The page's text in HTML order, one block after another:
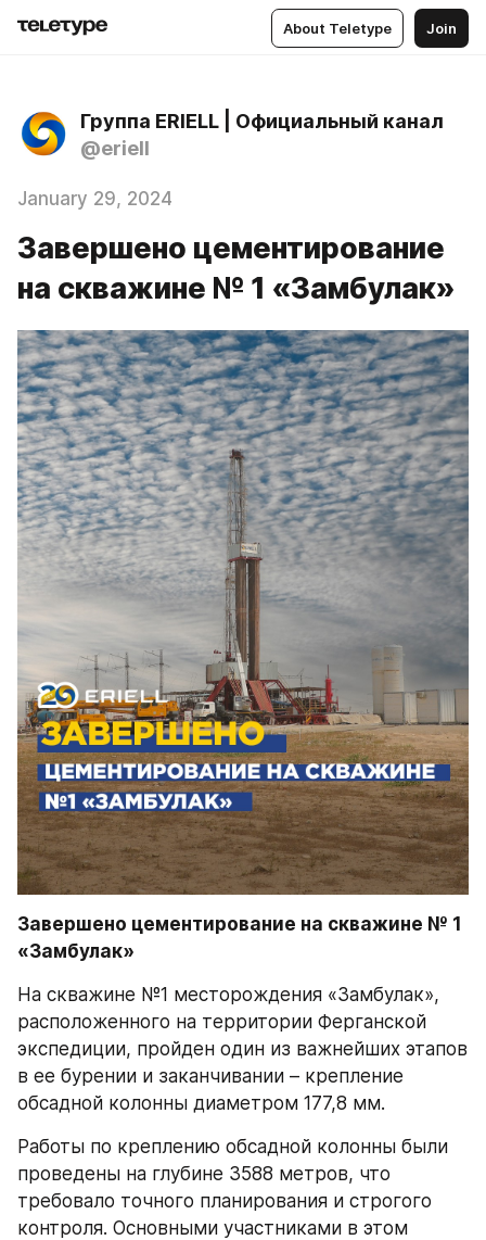
About Teletype Join
Группа ERIELL | Официальный канал
@eriell
January 29, 2024
Завершено цементирование
на скважине № 1 «Замбулак»
Завершено цементирование на скважине № 1
«Замбулак»
На скважине №1 месторождения «Замбулак»,
расположенного на территории Ферганской
экспедиции, пройден один из важнейших этапов
в ее бурении и заканчивании – крепление
обсадной колонны диаметром 177,8 мм.
Работы по креплению обсадной колонны были
проведены на глубине 3588 метров, что
требовало точного планирования и строгого
контроля. Основными участниками в этом